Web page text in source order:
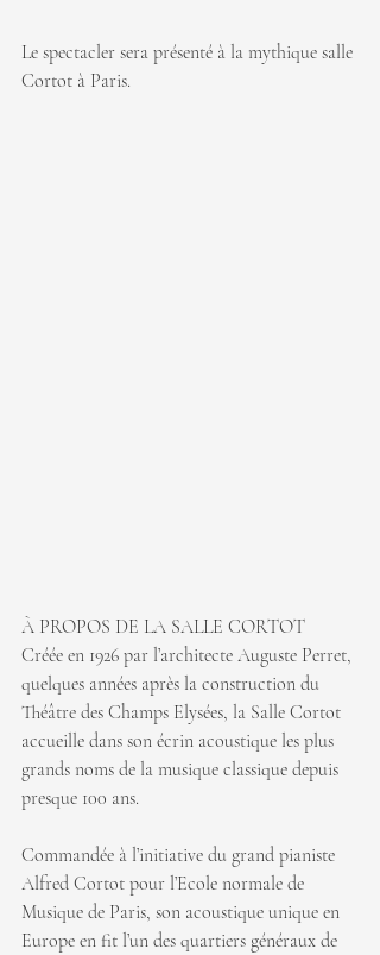
Le spectacler sera présenté à la mythique salle
Cortot à Paris.
À PROPOS DE LA SALLE CORTOT
Créée en 1926 par l’architecte Auguste Perret,
quelques années après la construction du
Théâtre des Champs Elysées, la Salle Cortot
accueille dans son écrin acoustique les plus
grands noms de la musique classique depuis
presque 100 ans.
Commandée à l’initiative du grand pianiste
Alfred Cortot pour l’Ecole normale de
Musique de Paris, son acoustique unique en
Europe en fit l’un des quartiers généraux de